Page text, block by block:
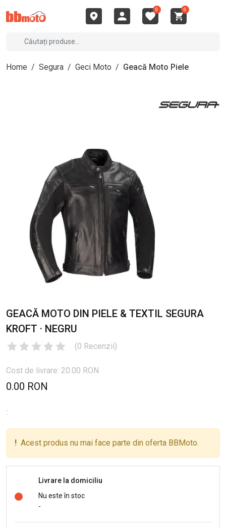
0 0
Home / Segura / Geci Moto / Geacă Moto Piele
GEACĂ MOTO DIN PIELE & TEXTIL SEGURA
KROFT · NEGRU
(0 Recenzii)
Cost de livrare: 20.00 RON
0.00 RON
:
! Acest produs nu mai face parte din oferta BBMoto.
Livrare la domiciliu
Nu este în stoc
-